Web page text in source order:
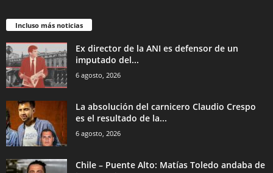
Incluso más noticias
Ex director de la ANI es defensor de un
imputado del...
6 agosto, 2026
La absolución del carnicero Claudio Crespo
es el resultado de la...
6 agosto, 2026
Chile – Puente Alto: Matías Toledo andaba de